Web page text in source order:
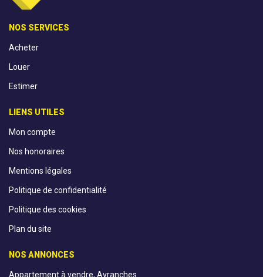
NOS SERVICES
Acheter
Louer
Estimer
LIENS UTILES
Mon compte
Nos honoraires
Mentions légales
Politique de confidentialité
Politique des cookies
Plan du site
NOS ANNONCES
Appartement à vendre, Avranches